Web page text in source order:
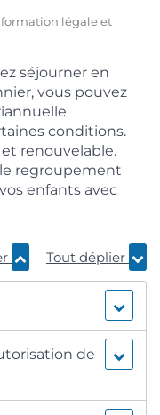
légale et
séjourner en
vous pouvez
conditions.
renouvelable.
regroupement
enfants avec
Tout déplier
de